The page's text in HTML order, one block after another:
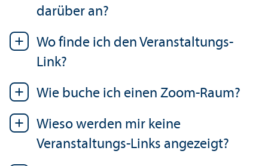
darüber an?
Wo finde ich den Veranstaltungs-
Link?
Wie buche ich einen Zoom-Raum?
Wieso werden mir keine
Veranstaltungs-Links angezeigt?